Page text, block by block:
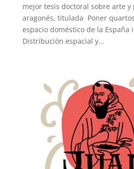
mejor tesis doctoral sobre arte
aragonés, titulada Poner
espacio doméstico de la España
Distribución espacial y...